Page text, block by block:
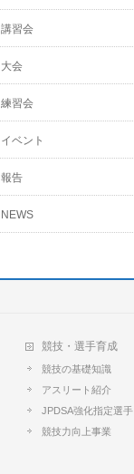
講習会
大会
練習会
イベント
報告
NEWS
競技・選手育成
競技の基礎知識
アスリート紹介
JPDSA強化指定選手
競技力向上事業